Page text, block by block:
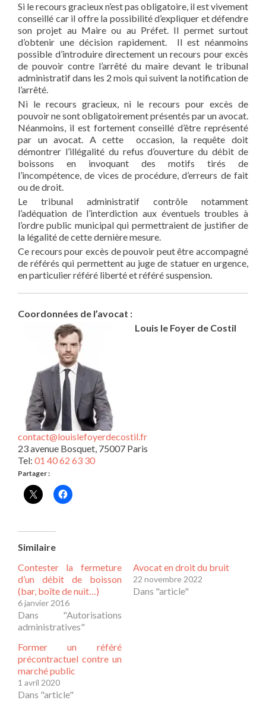
Si le recours gracieux n’est pas obligatoire, il est vivement
conseillé car il offre la possibilité d’expliquer et défendre
son projet au Maire ou au Préfet. Il permet surtout
d’obtenir une décision rapidement. Il est néanmoins
possible d’introduire directement un recours pour excès
de pouvoir contre l’arrêté du maire devant le tribunal
administratif dans les 2 mois qui suivent la notification de
l’arrêté.
Ni le recours gracieux, ni le recours pour excès de
pouvoir ne sont obligatoirement présentés par un avocat.
Néanmoins, il est fortement conseillé d’être représenté
par un avocat. A cette occasion, la requête doit
démontrer l’illégalité du refus d’ouverture du débit de
boissons en invoquant des motifs tirés de
l’incompétence, de vices de procédure, d’erreurs de fait
ou de droit.
Le tribunal administratif contrôle notamment
l’adéquation de l’interdiction aux éventuels troubles à
l’ordre public municipal qui permettraient de justifier de
la légalité de cette dernière mesure.
Ce recours pour excès de pouvoir peut être accompagné
de référés qui permettent au juge de statuer en urgence,
en particulier référé liberté et référé suspension.
Coordonnées de l’avocat :
Louis le Foyer de Costil
contact@louislefoyerdecostil.fr
23 avenue Bosquet, 75007 Paris
Tel: 01 40 62 63 30
Partager :
Similaire
Contester la fermeture
d’un débit de boisson
(bar, boîte de nuit…)
6 janvier 2016
Dans "Autorisations
administratives"
Avocat en droit du bruit
22 novembre 2022
Dans "article"
Former un référé
précontractuel contre un
marché public
1 avril 2020
Dans "article"